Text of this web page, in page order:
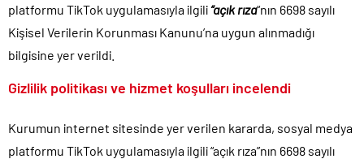
platformu TikTok uygulamasıyla ilgili“açık rıza“nın 6698 sayılı
Kişisel Verilerin Korunması Kanunu’na uygun alınmadığı
bilgisine yer verildi.
Gizlilik politikası ve hizmet koşulları incelendi
Kurumun internet sitesinde yer verilen kararda, sosyal medya
platformu TikTok uygulamasıyla ilgili “açık rıza”nın 6698 sayılı